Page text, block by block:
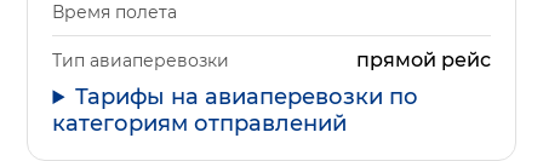
Время полета
Тип авиаперевозки прямой рейс
Тарифы на авиаперевозки по
категориям отправлений